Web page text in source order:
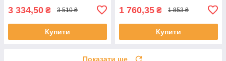
3 334,50 ₴ 3 510 ₴
Купити
1 760,35 ₴ 1 853 ₴
Купити
Показати ще